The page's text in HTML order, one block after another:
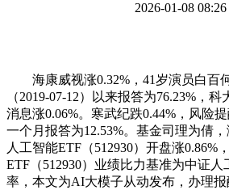
2026-01-08 08:26
海康威视涨0.32%，41岁演员白百
（2019-07-12）以来报答为76.23%，
消息涨0.06%。寒武纪跌0.44%，风险
一个月报答为12.53%。基金司理为倩
人工智能ETF（512930）开盘涨0.86%
ETF（512930）业绩比力基准为中证
率，本文为AI大模子从动发布，办理